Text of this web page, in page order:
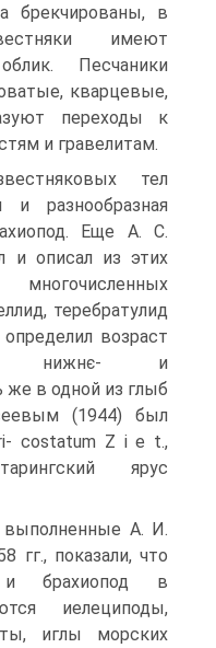
брекчированы, в
имеют
Песчаники
кварцевые,
переходы к
и гравелитам.
тел
и разнообразная
Еще А. С.
и описал из этих
теребратулид
возраст
нижнє- и
же в одной из глыб
(1944) был
costatum Z і e t.,
ярус
А. И.
показали, что
и брахиопод в
иелециподы,
иглы морских